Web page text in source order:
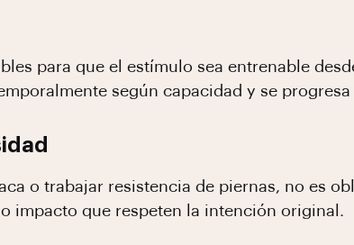
para que el estímulo sea entrenable
según capacidad y se
o trabajar resistencia de piernas, no es
impacto que respeten la intención original.